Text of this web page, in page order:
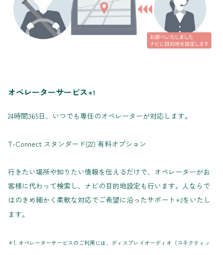
オペレーターサービス＊1
24時間365日、いつでも専任のオペレーターが対応します。
T-Connect スタンダード(22) 有料オプション
行きたい場所や知りたい情報を伝えるだけで、オペレーターがお
客様に代わって検索し、ナビの目的地設定も行います。人ならで
はのきめ細かく柔軟な対応でご希望に沿ったサポート ＊2をいたし
ます。
＊1. オペレーターサービスのご利用には、ディスプレイオーディオ（コネクティッ